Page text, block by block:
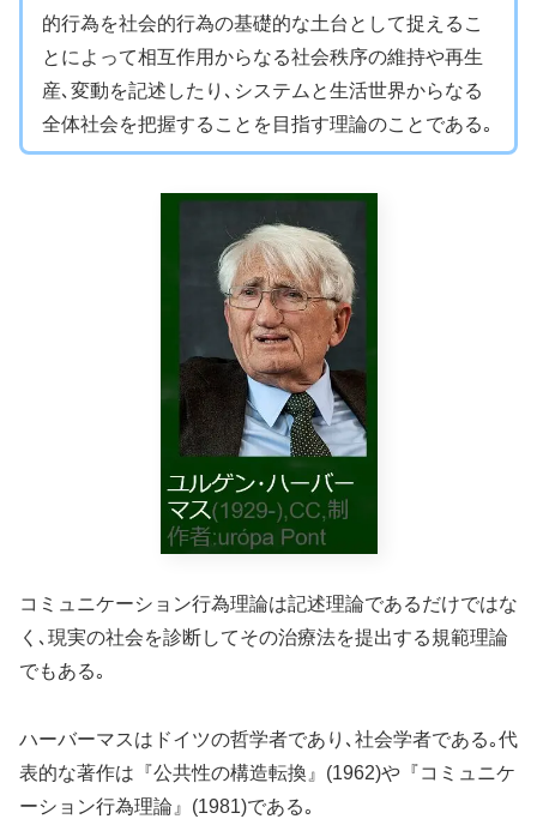
的行為を社会的行為の基礎的な土台として捉えるこ
とによって相互作用からなる社会秩序の維持や再生
産､変動を記述したり､システムと生活世界からなる
全体社会を把握することを目指す理論のことである｡
コミュニケーション行為理論は記述理論であるだけではな
く､現実の社会を診断してその治療法を提出する規範理論
でもある｡
ハーバーマスはドイツの哲学者であり､社会学者である｡代
表的な著作は『公共性の構造転換』(1962)や『コミュニケ
ーション行為理論』(1981)である｡